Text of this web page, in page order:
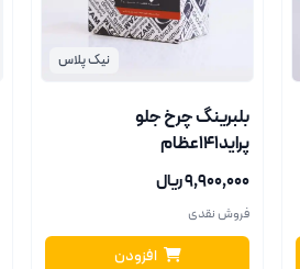
نیک پلاس
بلبرینگ چرخ جلو
پراید141عظام
۹٬۹۰۰٬۰۰۰ ریال
فروش نقدی
افزودن